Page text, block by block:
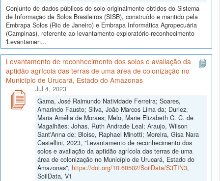
Conjunto de dados públicos do solo originalmente obtidos do Sistema
de Informação de Solos Brasileiros (SISB), construído e mantido pela
Embrapa Solos (Rio de Janeiro) e Embrapa Informática Agropecuária
(Campinas), referente ao levantamento exploratório-reconhecimento
'Levantamen...
Levantamento de reconhecimento dos solos e avaliação da
aptidão agrícola das terras de uma área de colonização no
Município de Urucará, Estado do Amazonas
Jul 4, 2023
Gama, José Raimundo Natividade Ferreira; Soares,
Amarindo Fausto; Silva, João Marcos Lima da; Duriez,
Maria Amélia de Moraes; Melo, Marie Elizabeth C. C. de
Magalhães; Johas, Ruth Andrade Leal; Araujo, Wilson
Sant'Anna de; Bloise, Raphael Minotti; Moreira, Gisa Nara
Castellini, 2023, "Levantamento de reconhecimento dos
solos e avaliação da aptidão agrícola das terras de uma
área de colonização no Município de Urucará, Estado do
Amazonas", https://doi.org/10.60502/SoilData/S3TIN3,
SoilData, V1